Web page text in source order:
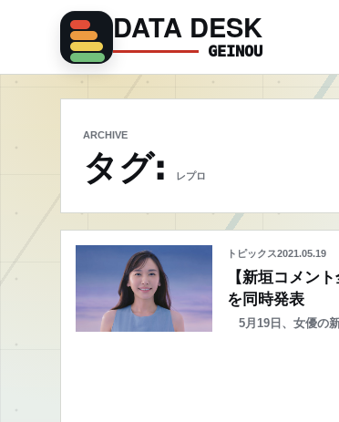
DATA DESK
GEINOU
ARCHIVE
タグ: レプロ
トピックス2021.05.19
【新垣コメン
を同時発表
5月19日、女優の